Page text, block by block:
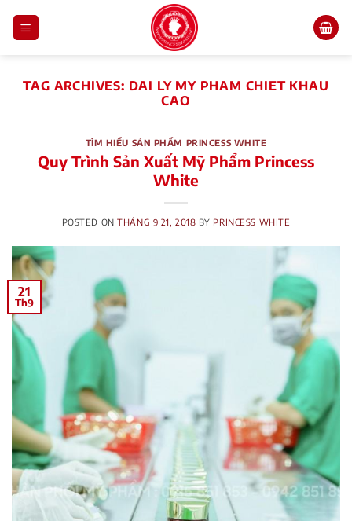
TAG ARCHIVES: DAI LY MY PHAM CHIET KHAU
CAO
TÌM HIỂU SẢN PHẨM PRINCESS WHITE
Quy Trình Sản Xuất Mỹ Phẩm Princess
White
POSTED ONTHÁNG 9 21, 2018 BY PRINCESS WHITE
21
Th9